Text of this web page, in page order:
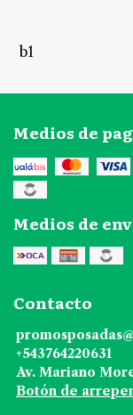
b1
Medios de
Medios de
Contacto
+543764220631
Av. Mariano
Botón de